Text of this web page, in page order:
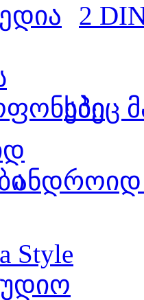
2
სპეც
ანდროიდ
Style